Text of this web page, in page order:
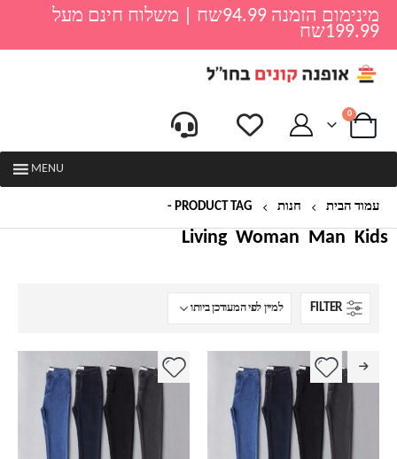
מינימום הזמנה 94.99שח | משלוח חינם מעל
199.99שח
0
MENU
עמוד הבית חנות PRODUCT TAG -
Kids
Man
Woman
Living
FILTER
למוצר